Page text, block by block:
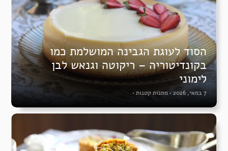
הסוד לעוגת הגבינה המושלמת כמו
בקונדיטוריה – ריקוטה וגנאש לבן
לימוני
7 במאי, 2026 • מתנות קטנות •